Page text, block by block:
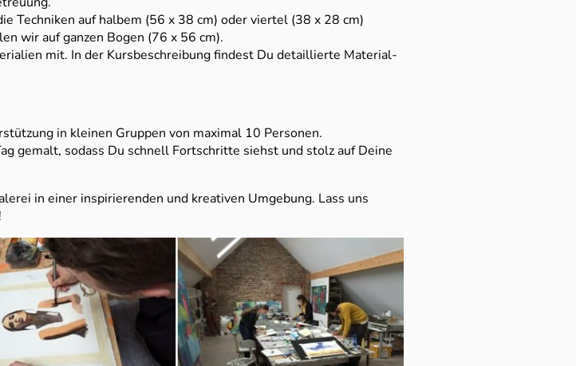
Techniken auf halbem (56 x 38 cm) oder viertel (38 x 28 cm)
wir auf ganzen Bogen (76 x 56 cm).
mit. In der Kursbeschreibung findest Du detaillierte Material-
in kleinen Gruppen von maximal 10 Personen.
gemalt, sodass Du schnell Fortschritte siehst und stolz auf Deine
in einer inspirierenden und kreativen Umgebung. Lass uns